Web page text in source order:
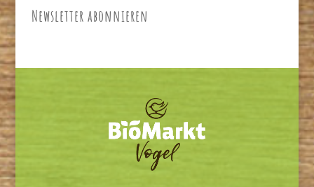
Newsletter abonnieren